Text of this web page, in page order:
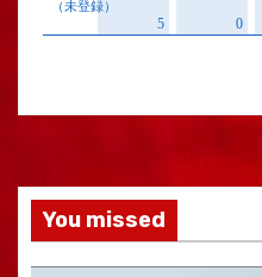
You missed